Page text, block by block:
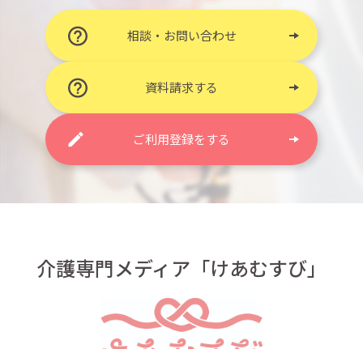
相談・お問い合わせ
資料請求する
ご利用登録をする
介護専門メディア「けあむすび」